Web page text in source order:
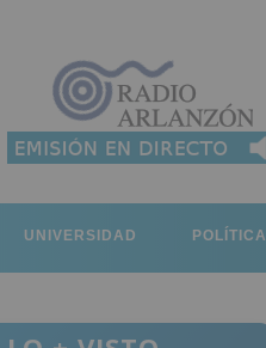
UNIVERSIDAD POLÍTICA